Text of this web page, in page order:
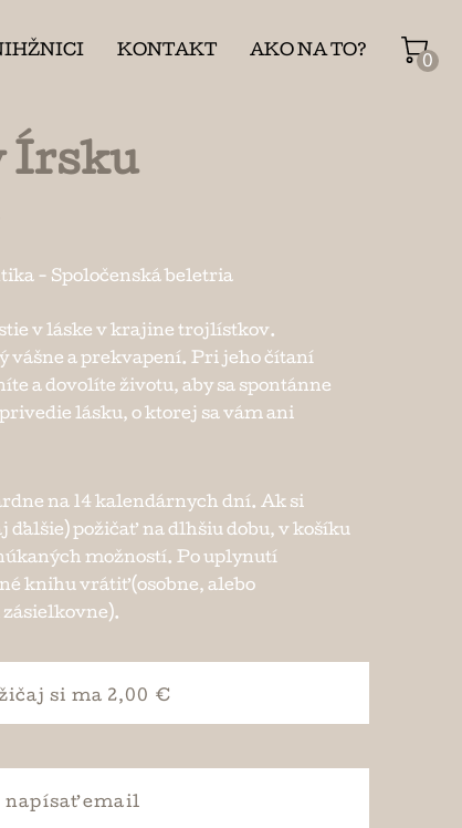
KONTAKT AKO NA TO?
0
Írsku
- Spoločenská beletria
v láske v krajine trojlístkov.
vášne a prekvapení. Pri jeho čítaní
a dovolíte životu, aby sa spontánne
lásku, o ktorej sa vám ani
na 14 kalendárnych dní. Ak si
ďalšie) požičať na dlhšiu dobu, v košíku
možností. Po uplynutí
knihu vrátiť (osobne, alebo
si ma 2,00 €
napísaťemail